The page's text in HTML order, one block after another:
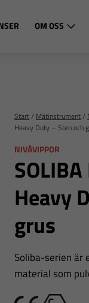
OM OSS
Start/ Mätinstrument/
Heavy Duty – Sten och
NIVÅVIPPOR
Heavy
grus
Soliba-serien är
material som